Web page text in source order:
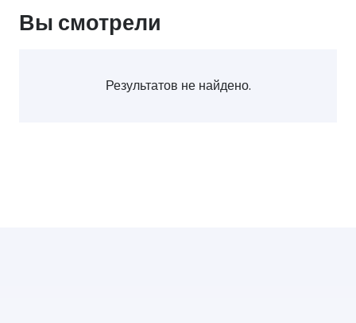
Вы смотрели
Результатов не найдено.